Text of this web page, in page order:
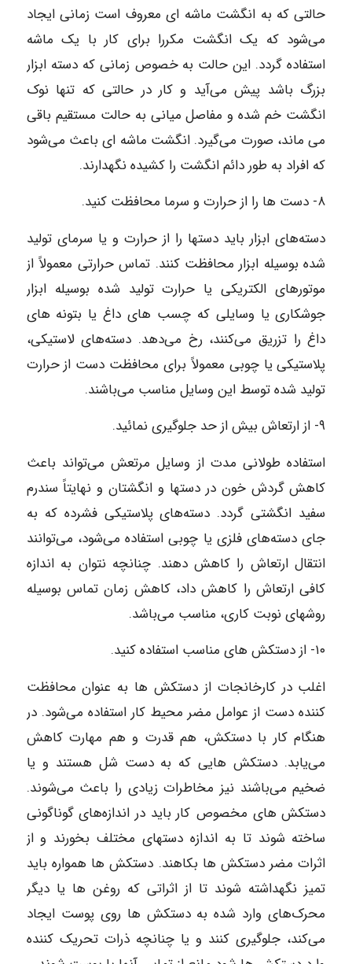
حالتی که به انگشت ماشه‌ ای معروف است زمانی ایجاد
می‌شود که یک انگشت مکررا برای کار با یک ماشه
استفاده گردد. این حالت به خصوص زمانی که دسته ابزار
بزرگ باشد پیش می‌آید و کار در حالتی که تنها نوک
انگشت خم شده و مفاصل میانی به حالت مستقیم باقی
می‌ ماند، صورت می‌گیرد. انگشت ماشه‌ ای باعث می‌شود
که افراد به طور دائم انگشت را کشیده نگهدارند.
۸- دست ها را از حرارت و سرما محافظت کنید.
دسته‌های ابزار باید دستها را از حرارت و یا سرمای تولید
شده بوسیله ابزار محافظت کنند. تماس حرارتی معمولاً از
موتورهای الکتریکی یا حرارت تولید شده بوسیله ابزار
جوشکاری یا وسایلی که چسب های داغ یا بتونه‌ های
داغ را تزریق می‌کنند، رخ می‌دهد. دسته‌های لاستیکی،
پلاستیکی یا چوبی معمولاً برای محافظت دست از حرارت
تولید شده توسط این وسایل مناسب می‌باشند.
۹- از ارتعاش بیش از حد جلوگیری نمائید.
استفاده طولانی مدت از وسایل مرتعش می‌تواند باعث
کاهش گردش خون در دستها و انگشتان و نهایتاً سندرم
سفید انگشتی گردد. دسته‌های پلاستیکی فشرده که به
جای دسته‌های فلزی یا چوبی استفاده می‌شود، می‌توانند
انتقال ارتعاش را کاهش دهند. چنانچه نتوان به اندازه
کافی ارتعاش را کاهش داد، کاهش زمان تماس بوسیله
روشهای نوبت‌ کاری، مناسب می‌باشد.
۱۰- از دستکش‌ های مناسب استفاده کنید.
اغلب در کارخانجات از دستکش‌ ها به عنوان محافظت
کننده دست از عوامل مضر محیط کار استفاده می‌شود. در
هنگام کار با دستکش، هم قدرت و هم مهارت کاهش
می‌یابد. دستکش‌ هایی که به دست شل هستند و یا
ضخیم می‌باشند نیز مخاطرات زیادی را باعث می‌شوند.
دستکش‌ های مخصوص کار باید در اندازه‌های گوناگونی
ساخته شوند تا به اندازه دستهای مختلف بخورند و از
اثرات مضر دستکش‌ ها بکاهند. دستکش‌ ها همواره باید
تمیز نگهداشته شوند تا از اثراتی که روغن ها یا دیگر
محرک‌های وارد شده به دستکش ها روی پوست ایجاد
می‌کند، جلوگیری کنند و یا چنانچه ذرات تحریک کننده